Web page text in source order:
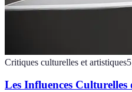
Critiques culturelles et artistiques5
Les Influences